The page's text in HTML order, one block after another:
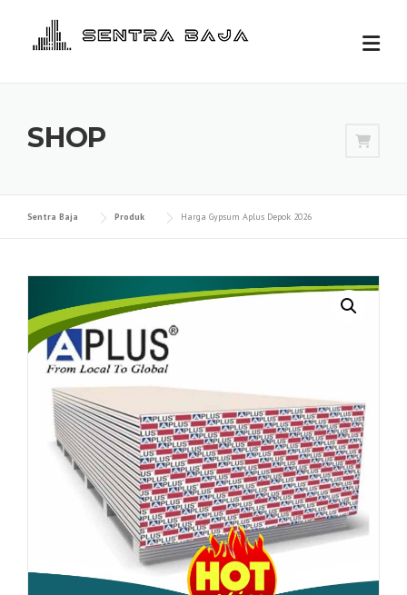
SHOP
Sentra Baja Produk Harga Gypsum Aplus Depok 2026